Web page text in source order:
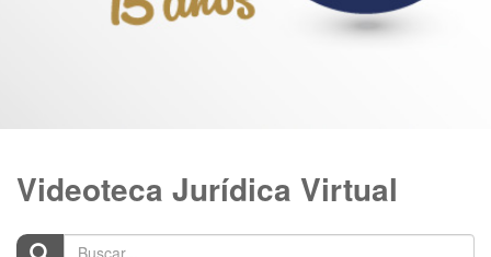
Videoteca Jurídica Virtual
Buscar...